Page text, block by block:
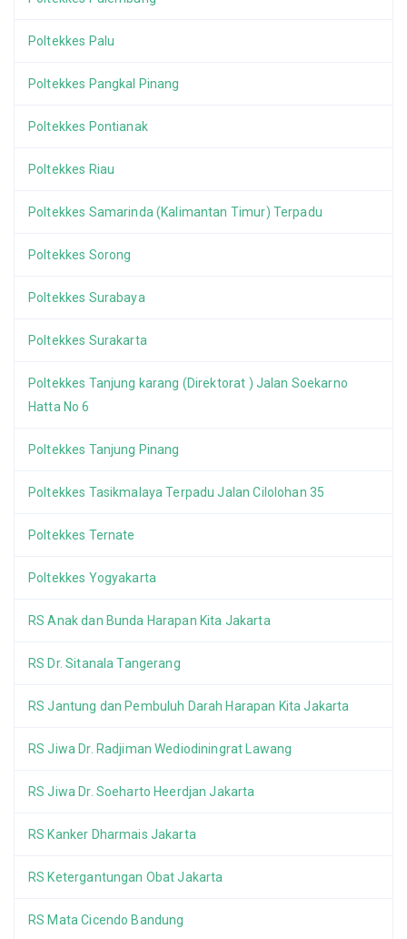
Poltekkes Palu
Poltekkes Pangkal Pinang
Poltekkes Pontianak
Poltekkes Riau
Poltekkes Samarinda (Kalimantan Timur) Terpadu
Poltekkes Sorong
Poltekkes Surabaya
Poltekkes Surakarta
Poltekkes Tanjung karang (Direktorat ) Jalan Soekarno
Hatta No 6
Poltekkes Tanjung Pinang
Poltekkes Tasikmalaya Terpadu Jalan Cilolohan 35
Poltekkes Ternate
Poltekkes Yogyakarta
RS Anak dan Bunda Harapan Kita Jakarta
RS Dr. Sitanala Tangerang
RS Jantung dan Pembuluh Darah Harapan Kita Jakarta
RS Jiwa Dr. Radjiman Wediodiningrat Lawang
RS Jiwa Dr. Soeharto Heerdjan Jakarta
RS Kanker Dharmais Jakarta
RS Ketergantungan Obat Jakarta
RS Mata Cicendo Bandung